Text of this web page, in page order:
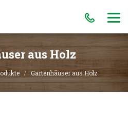
aus Holz
Gartenhäuser aus Holz